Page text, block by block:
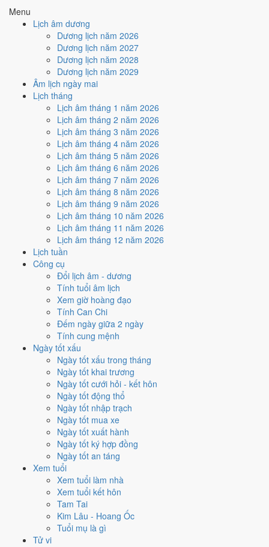
Menu
Lịch âm dương
Dương lịch năm 2026
Dương lịch năm 2027
Dương lịch năm 2028
Dương lịch năm 2029
Âm lịch ngày mai
Lịch tháng
Lịch âm tháng 1 năm 2026
Lịch âm tháng 2 năm 2026
Lịch âm tháng 3 năm 2026
Lịch âm tháng 4 năm 2026
Lịch âm tháng 5 năm 2026
Lịch âm tháng 6 năm 2026
Lịch âm tháng 7 năm 2026
Lịch âm tháng 8 năm 2026
Lịch âm tháng 9 năm 2026
Lịch âm tháng 10 năm 2026
Lịch âm tháng 11 năm 2026
Lịch âm tháng 12 năm 2026
Lịch tuần
Công cụ
Đổi lịch âm - dương
Tính tuổi âm lịch
Xem giờ hoàng đạo
Tính Can Chi
Đếm ngày giữa 2 ngày
Tính cung mệnh
Ngày tốt xấu
Ngày tốt xấu trong tháng
Ngày tốt khai trương
Ngày tốt cưới hỏi - kết hôn
Ngày tốt động thổ
Ngày tốt nhập trạch
Ngày tốt mua xe
Ngày tốt xuất hành
Ngày tốt ký hợp đồng
Ngày tốt an táng
Xem tuổi
Xem tuổi làm nhà
Xem tuổi kết hôn
Tam Tai
Kim Lâu - Hoang Ốc
Tuổi mụ là gì
Tử vi
4/10 Trung bình
Ký hợp đồng - giao ước hôm nay ở
Sao Trương, nhưng Trực Nguy và Ngày Hắc Đạo kéo giảm
Cách tính ngày tốt
🏗️ Động thổ - khởi công
3
/10Xấu
Động thổ - khởi công hôm nay ởmức xấu (3/10)
và Ngày Hắc Đạogây bất lợi.
Cách tính ngày tốt
Nhập trạch - vào nhà mới
Trung bình
Nhập trạch - vào nhà mới hôm nay ở
Ngày Hắc Đạogây bất lợi.
Cách tính ngày tốt
Mua xe - tậu xe
Xấu
Mua xe - tậu xe hôm nay ởmức xấu (3/10)
Ngày Hắc Đạo
Cách tính ngày tốt
Xuất hành - đi xa
Trung bình
Xuất hành - đi xa hôm nay ở
Sao Trương, nhưng Ngày Hắc Đạo kéo giảm điểm.
Cách tính ngày tốt
Tìm hiểu cách chấm: Trực Nguy nghĩa là gì
phân biệt Hoàng Đạo - Hắc Đạo· Can Chi và Ngũ hành ngày
Điểm số tổng hợp từ Trực, Sao 28 Tú và Hoàng Đạo - Hắc Đạo.
sánh cả tháng
Nếu ngày 6/12/2027 không hợp
việc của bạn thì sao?
Ngày 6/12 bị chấm thấp không có nghĩa phải hoãn hết. Hai việc bị
chấm thấp nhất hôm nay là
cách hạ rủi ro mà vẫn giữ được lịch của bạn.
Coi việc vào giờ Hoàng Đạo trong chính ngày này.
Tỵ (09h-11h) rơi đúng giờ hành chính nên dễ sắp xếp nhất cho
việc buộc phải làm đúng ngày 6/12/2027. Bảng đủ 6 giờ Hoàng
Đạo và 6 giờ Hắc Đạo nằm ngay mục kế tiếp.